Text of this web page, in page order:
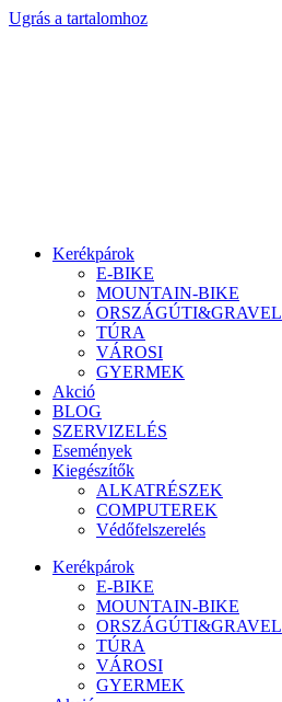
Ugrás a tartalomhoz
Kerékpárok
E-BIKE
MOUNTAIN-BIKE
ORSZÁGÚTI&GRAVEL
TÚRA
VÁROSI
GYERMEK
Akció
BLOG
SZERVIZELÉS
Események
Kiegészítők
ALKATRÉSZEK
COMPUTEREK
Védőfelszerelés
Kerékpárok
E-BIKE
MOUNTAIN-BIKE
ORSZÁGÚTI&GRAVEL
TÚRA
VÁROSI
GYERMEK